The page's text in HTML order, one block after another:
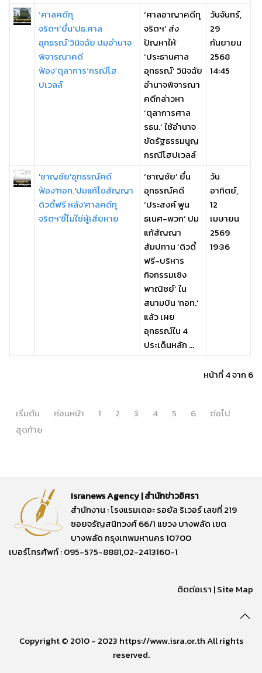
‘ศาลคดีทุ
จริตฯ’ยื่น‘ปธ.ศาล
อุทธรณ์’วินิจฉัย ปมอำนาจ
พิจารณาคดี
ฟ้อง‘ตุลาการ’กรณีโฮ
ปเวลล์
‘ศาลอาญาคดีทุ
จริตฯ’ ส่ง
ปัญหาให้
‘ประธานศาล
อุทธรณ์’ วินิจฉัย
อำนาจพิจารณา
คดีกล่าวหา
‘ตุลาการศาล
รธน.’ ใช้อำนาจ
ขัดรัฐธรรมนูญ
กรณีโฮปเวลล์
วันจันทร์,
29
กันยายน
2568
14:45
'ชาญชัย'อุทธรณ์คดี
ฟ้อง'ทอท.'ปมแก้ไขสัญญา
ดิวตี้ฟรี หลัง'ศาลคดีทุ
จริตฯ'ชี้ไม่ใช่ผู้เสียหาย
‘ชาญชัย’ ยื่น
อุทธรณ์คดี
‘ประสงค์ พูน
ธเนศ-พวก’ ปม
แก้สัญญา
สัมปทาน ‘ดิวตี้
ฟรี-บริหาร
กิจกรรมเชิง
พาณิชย์’ ใน
สนามบิน 'ทอท.'
แล้ว เผย
อุทธรณ์ใน 4
ประเด็นหลัก ...
วัน
อาทิตย์,
12
เมษายน
2569
19:36
หน้าที่ 4 จาก 6
เริ่มต้น ก่อนหน้า 1 2 3 4 5 6
ต่อไป
สุดท้าย
Isranews Agency | สำนักข่าวอิศรา
สำนักงาน : โรงแรมเดอะ รอยัล ริเวอร์ เลขที่ 219
ซอยจรัญสนิทวงศ์ 66/1 แขวง บางพลัด เขต
บางพลัด กรุงเทพมหานคร 10700
เบอร์โทรศัพท์ : 095-575-8881,02-2413160-1
ติดต่อเรา |Site Map
Copyright © 2010 - 2023 https://www.isra.or.th All rights
reserved.